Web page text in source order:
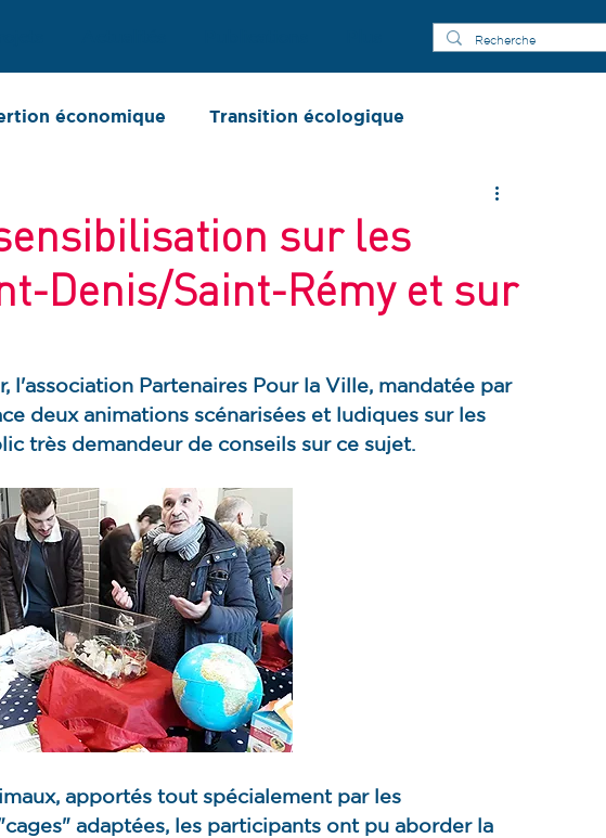
économique Transition écologique
sur les
Denis/Saint-Rémy et sur
l'association Partenaires Pour la Ville, mandatée par
deux animations scénarisées et ludiques sur les
très demandeur de conseils sur ce sujet.
apportés tout spécialement par les
adaptées, les participants ont pu aborder la